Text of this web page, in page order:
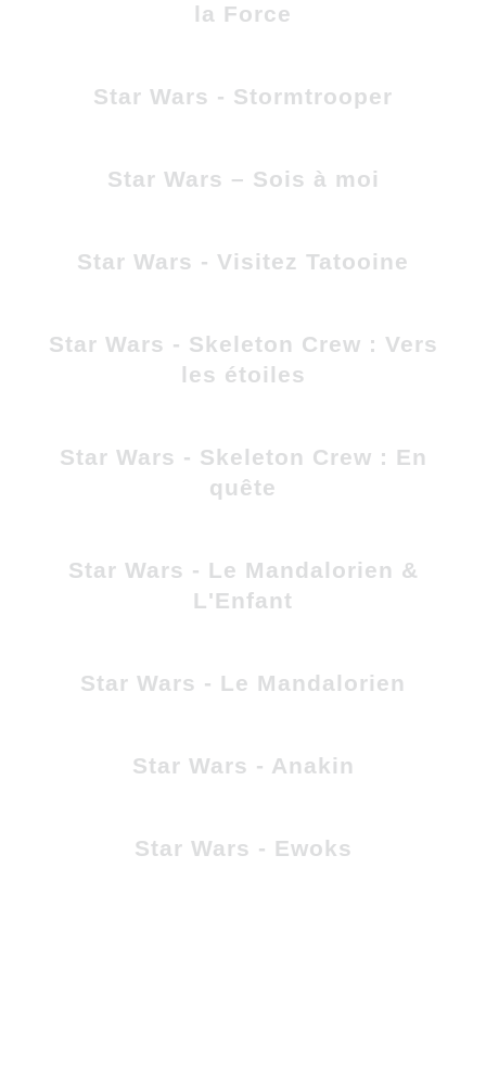
la Force
Star Wars - Stormtrooper
Star Wars – Sois à moi
Star Wars - Visitez Tatooine
Star Wars - Skeleton Crew : Vers
les étoiles
Star Wars - Skeleton Crew : En
quête
Star Wars - Le Mandalorien &
L'Enfant
Star Wars - Le Mandalorien
Star Wars - Anakin
Star Wars - Ewoks